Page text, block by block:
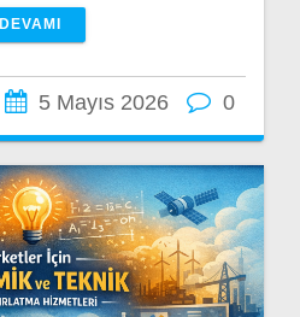
DEVAMI
5 Mayıs 2026 0